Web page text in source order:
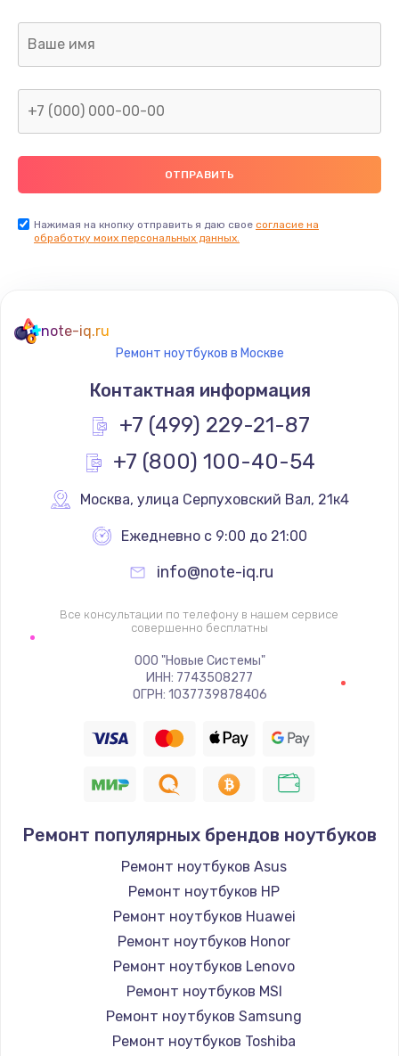
Нажимая на кнопку отправить я даю свое согласие на
обработку моих персональных данных.
note-iq.ru
Ремонт ноутбуков в Москве
Контактная информация
+7 (499) 229-21-87
+7 (800) 100-40-54
Москва, улица Серпуховский Вал, 21к4
Ежедневно с 9:00 до 21:00
info@note-iq.ru
Все консультации по телефону в нашем сервисе
совершенно бесплатны
ООО "Новые Системы"
ИНН: 7743508277
ОГРН: 1037739878406
Ремонт популярных брендов ноутбуков
Ремонт ноутбуков Asus
Ремонт ноутбуков HP
Ремонт ноутбуков Huawei
Ремонт ноутбуков Honor
Ремонт ноутбуков Lenovo
Ремонт ноутбуков MSI
Ремонт ноутбуков Samsung
Ремонт ноутбуков Toshiba